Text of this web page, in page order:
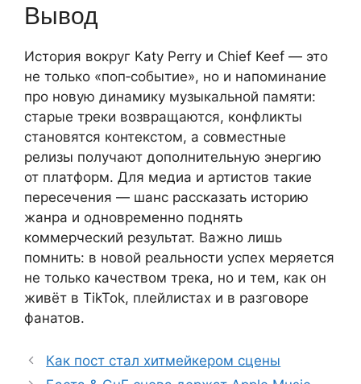
Вывод
История вокруг Katy Perry и Chief Keef — это
не только «поп‑событие», но и напоминание
про новую динамику музыкальной памяти:
старые треки возвращаются, конфликты
становятся контекстом, а совместные
релизы получают дополнительную энергию
от платформ. Для медиа и артистов такие
пересечения — шанс рассказать историю
жанра и одновременно поднять
коммерческий результат. Важно лишь
помнить: в новой реальности успех меряется
не только качеством трека, но и тем, как он
живёт в TikTok, плейлистах и в разговоре
фанатов.
Как пост стал хитмейкером сцены